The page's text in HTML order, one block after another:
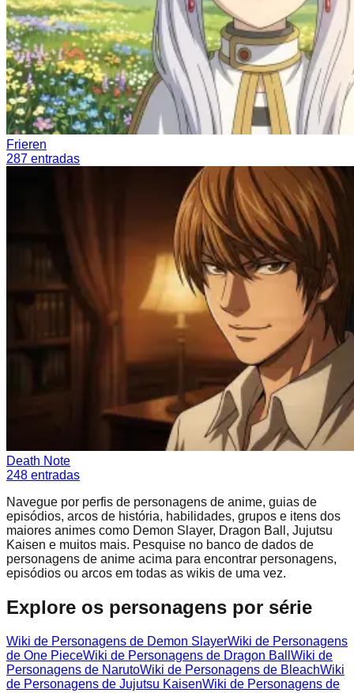
Frieren
287 entradas
Death Note
248 entradas
Navegue por perfis de personagens de anime, guias de
episódios, arcos de história, habilidades, grupos e itens dos
maiores animes como Demon Slayer, Dragon Ball, Jujutsu
Kaisen e muitos mais. Pesquise no banco de dados de
personagens de anime acima para encontrar personagens,
episódios ou arcos em todas as wikis de uma vez.
Explore os personagens por série
Wiki de Personagens de Demon SlayerWiki de Personagens
de One PieceWiki de Personagens de Dragon Ball Wiki de
Personagens de NarutoWiki de Personagens de BleachWiki
de Personagens de Jujutsu KaisenWiki de Personagens de